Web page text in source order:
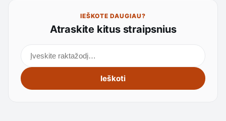
IEŠKOTE DAUGIAU?
Atraskite kitus straipsnius
Ieškoti